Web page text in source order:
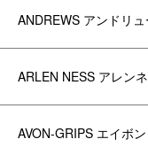
ANDREWS アンドリュ
ARLEN NESS アレン
AVON-GRIPS エイボ